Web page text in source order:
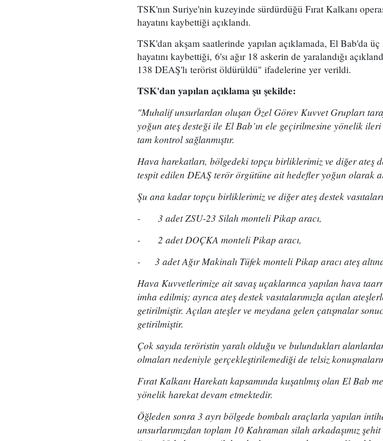
TSK'nın Suriye'nin kuzeyinde sürdürdüğü Fırat Kalkanı
hayatını kaybettiği açıklandı.
TSK'dan akşam saatlerinde yapılan açıklamada, El Bab'da üç
hayatını kaybettiği, 6'sı ağır 18 askerin de yaralandığı
138 DEAŞ'lı terörist öldürüldü" ifadelerine yer verildi.
TSK'dan yapılan açıklama şu şekilde:
"Muhalif unsurlardan oluşan Özel Görev Kuvvet Grupları
yoğun ateş desteği ile El Bab’ın ele geçirilmesine yönelik
tam kontrol sağlanmıştır.
Hava harekatları, bölgedeki topçu birliklerimiz ve diğer ateş
tespit edilen DEAŞ terör örgütüne ait hedefler yoğun olarak
Şu ana kadar topçu birliklerimiz ve diğer ateş destek
- 3 adet ZSU-23 Silah monteli Pikap aracı,
- 2 adet DOÇKA monteli Pikap aracı,
- 3 adet Ağır Makinalı Tüfek monteli Pikap aracı ateş
Hava Kuvvetlerimize ait savaş uçaklarınca yapılan hava
imha edilmiş; ayrıca ateş destek vasıtalarımızla açılan
getirilmiştir. Açılan ateşler ve meydana gelen çatışmalar
getirilmiştir.
Çok sayıda teröristin yaralı olduğu ve bulundukları
olmaları nedeniyle gerçekleştirilemediği de telsiz
Fırat Kalkanı Harekatı kapsamında kuşatılmış olan El Bab
yönelik harekat devam etmektedir.
Öğleden sonra 3 ayrı bölgede bombalı araçlarla yapılan
unsurlarımızdan toplam 10 Kahraman silah arkadaşımız